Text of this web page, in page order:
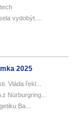
vydobýt....
2025
Vláda řekl...
Nürburgring...
Ba...